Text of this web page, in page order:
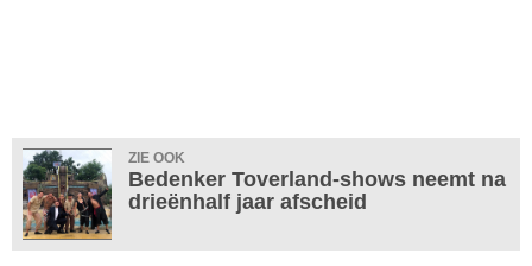
ZIE OOK
Bedenker Toverland-shows neemt na
drieënhalf jaar afscheid